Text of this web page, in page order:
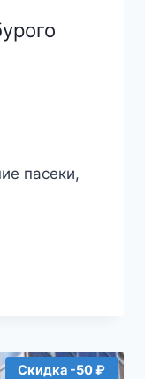
пасеки,
Скидка -50 ₽